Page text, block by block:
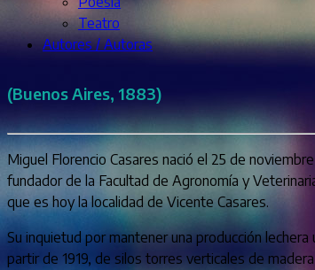
Teatro
Autores / Autoras
(Buenos Aires, 1883)
Miguel Florencio Casares nació el 25 de
fundador de la Facultad de Agronomía y
que es hoy la localidad de Vicente Casares.
Su inquietud por mantener una producción
partir de 1919, de silos torres verticales de